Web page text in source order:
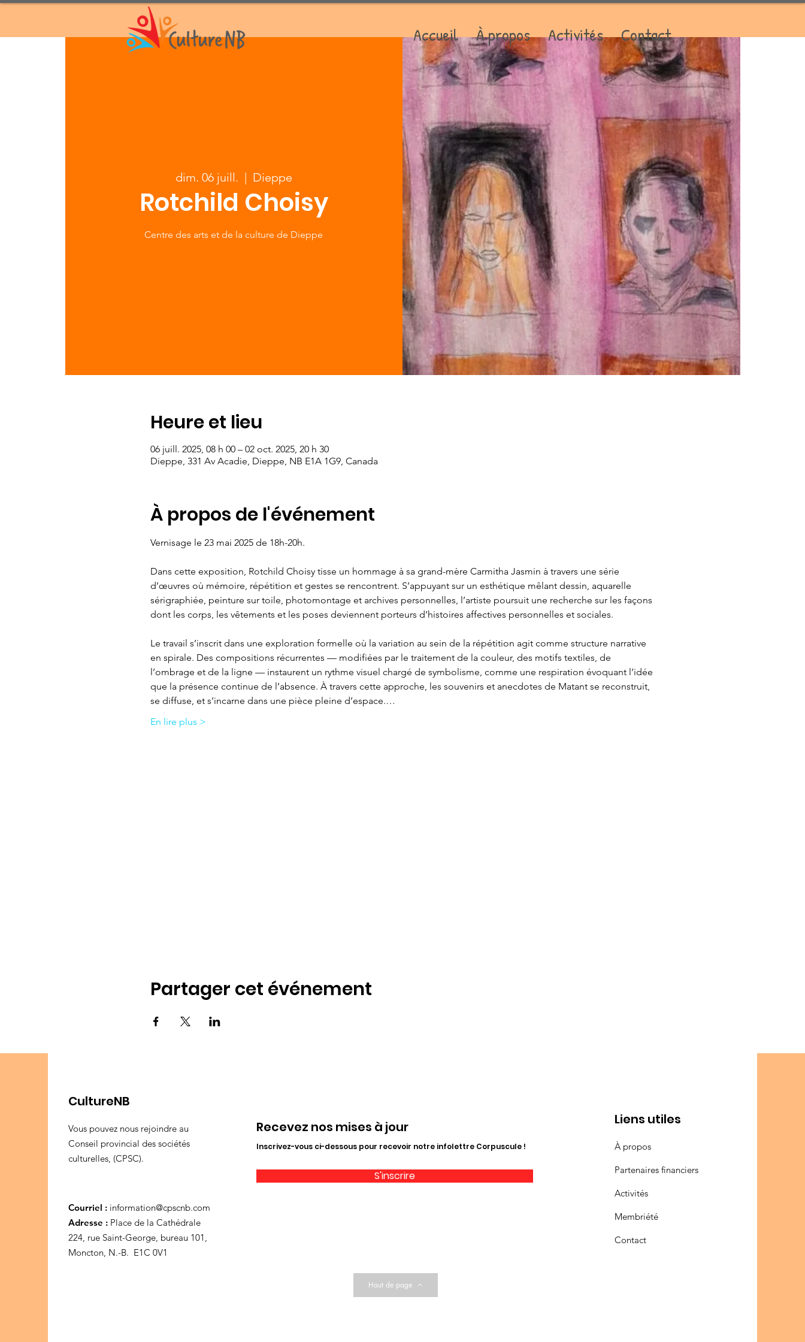
Accueil À propos Activités Contact
dim. 06 juill.
  |
Dieppe
Rotchild Choisy
Centre des arts et de la culture de Dieppe
Heure et lieu
06 juill. 2025, 08 h 00 – 02 oct. 2025, 20 h 30
Dieppe, 331 Av Acadie, Dieppe, NB E1A 1G9, Canada
À propos de l'événement
Vernisage le 23 mai 2025 de 18h-20h.
Dans cette exposition, Rotchild Choisy tisse un hommage à sa grand-mère Carmitha Jasmin à travers une série
d’œuvres où mémoire, répétition et gestes se rencontrent. S’appuyant sur un esthétique mêlant dessin, aquarelle
sérigraphiée, peinture sur toile, photomontage et archives personnelles, l’artiste poursuit une recherche sur les façons
dont les corps, les vêtements et les poses deviennent porteurs d’histoires affectives personnelles et sociales.
Le travail s’inscrit dans une exploration formelle où la variation au sein de la répétition agit comme structure narrative
en spirale. Des compositions récurrentes — modifiées par le traitement de la couleur, des motifs textiles, de
l’ombrage et de la ligne — instaurent un rythme visuel chargé de symbolisme, comme une respiration évoquant l’idée
que la présence continue de l’absence. À travers cette approche, les souvenirs et anecdotes de Matant se reconstruit,
se diffuse, et s’incarne dans une pièce pleine d’espace.…
En lire plus >
Partager cet événement
CultureNB
Vous pouvez nous rejoindre au
Conseil provincial des sociétés
culturelles, (CPSC).
Courriel : information@cpscnb.com
Adresse : Place de la Cathédrale
224, rue Saint-George, bureau 101,
Moncton, N.-B. E1C 0V1
Recevez nos mises à jour
Inscrivez-vous ci-dessous pour recevoir notre infolettre Corpuscule !
S'inscrire
Haut de page
Liens utiles
À propos
Partenaires financiers
Activités
Membriété
Contact